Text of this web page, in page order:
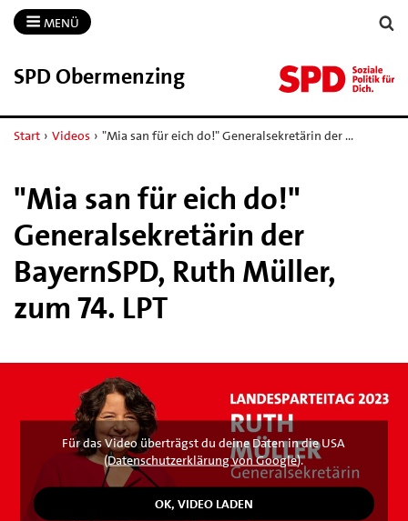
MENÜ
SPD Obermenzing
Start › Videos › "Mia san für eich do!" Generalsekretärin der …
"Mia san für eich do!"
Generalsekretärin der
BayernSPD, Ruth Müller,
zum 74. LPT
Für das Video überträgst du deine Daten in die USA
(Datenschutzerklärung von Google).